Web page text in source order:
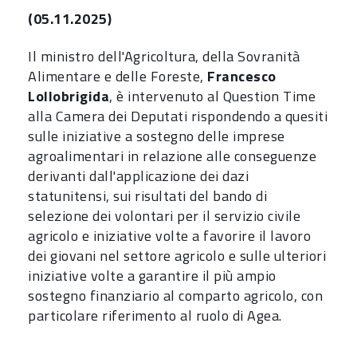
(05.11.2025)
Il ministro dell'Agricoltura, della Sovranità
Alimentare e delle Foreste, Francesco
Lollobrigida, è intervenuto al Question Time
alla Camera dei Deputati rispondendo a quesiti
sulle iniziative a sostegno delle imprese
agroalimentari in relazione alle conseguenze
derivanti dall'applicazione dei dazi
statunitensi, sui risultati del bando di
selezione dei volontari per il servizio civile
agricolo e iniziative volte a favorire il lavoro
dei giovani nel settore agricolo e sulle ulteriori
iniziative volte a garantire il più ampio
sostegno finanziario al comparto agricolo, con
particolare riferimento al ruolo di Agea.